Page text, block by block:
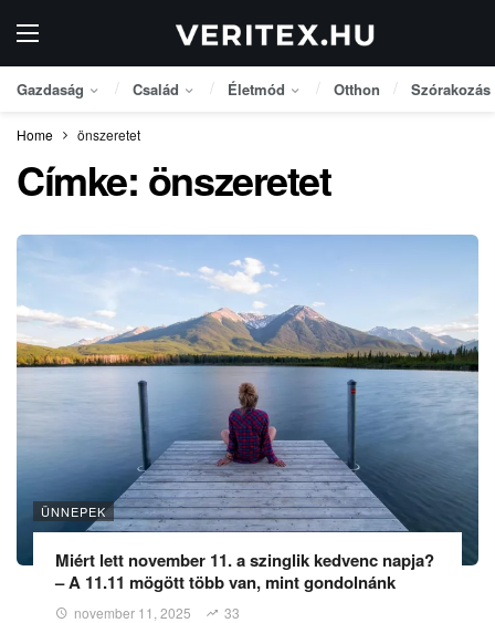
Gazdaság Család Életmód Otthon Szórakozás
Home önszeretet
Címke: önszeretet
ÜNNEPEK
Miért lett november 11. a szinglik kedvenc napja?
– A 11.11 mögött több van, mint gondolnánk
november 11, 2025 33